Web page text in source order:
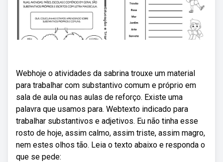
Webhoje o atividades da sabrina trouxe um material
para trabalhar com substantivo comum e próprio em
sala de aula ou nas aulas de reforço. Existe uma
palavra que usamos para. Webtexto indicado para
trabalhar substantivos e adjetivos. Eu não tinha esse
rosto de hoje, assim calmo, assim triste, assim magro,
nem estes olhos tão. Leia o texto abaixo e responda o
que se pede: